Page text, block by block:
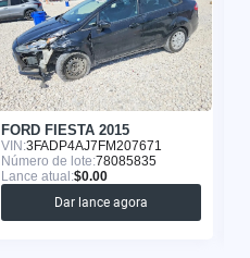
FORD FIESTA 2015
VIN:3FADP4AJ7FM207671
Número de lote:78085835
Lance atual:$0.00
Dar lance agora